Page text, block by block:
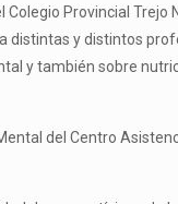
Provincial
y distintos
y también sobre
del Centro